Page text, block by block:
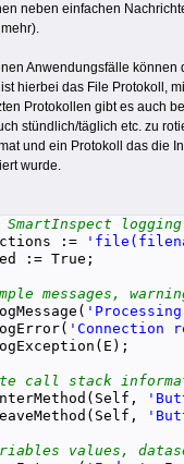
neben einfachen
Anwendungsfälle
hierbei das File Protokoll,
Protokollen gibt es auch
stündlich/täglich etc. zu
und ein Protokoll das die
wurde.
SmartInspect
:=
:= True;
messages,
'Connection
call stack
values,